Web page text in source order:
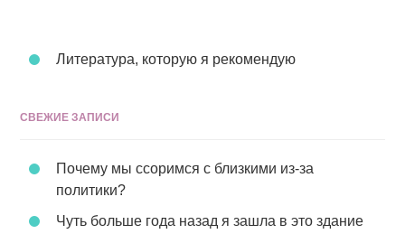
Литература, которую я рекомендую
СВЕЖИЕ ЗАПИСИ
Почему мы ссоримся с близкими из-за
политики?
Чуть больше года назад я зашла в это здание